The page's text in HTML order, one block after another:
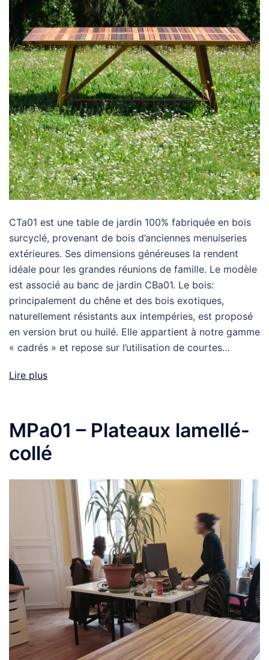
CTa01 est une table de jardin 100% fabriquée en bois
surcyclé, provenant de bois d’anciennes menuiseries
extérieures. Ses dimensions généreuses la rendent
idéale pour les grandes réunions de famille. Le modèle
est associé au banc de jardin CBa01. Le bois:
principalement du chêne et des bois exotiques,
naturellement résistants aux intempéries, est proposé
en version brut ou huilé. Elle appartient à notre gamme
« cadrés » et repose sur l’utilisation de courtes…
Lire plus
MPa01 – Plateaux lamellé-
collé